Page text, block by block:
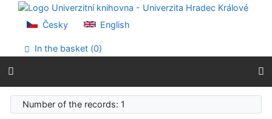
Go to content
Go to menu
Accessibility declaration
Česky English
In the basket (0)
Number of the records: 1